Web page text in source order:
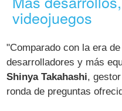
videojuegos
"Comparado con la era de
desarrolladores y más
Shinya Takahashi,
ronda de preguntas